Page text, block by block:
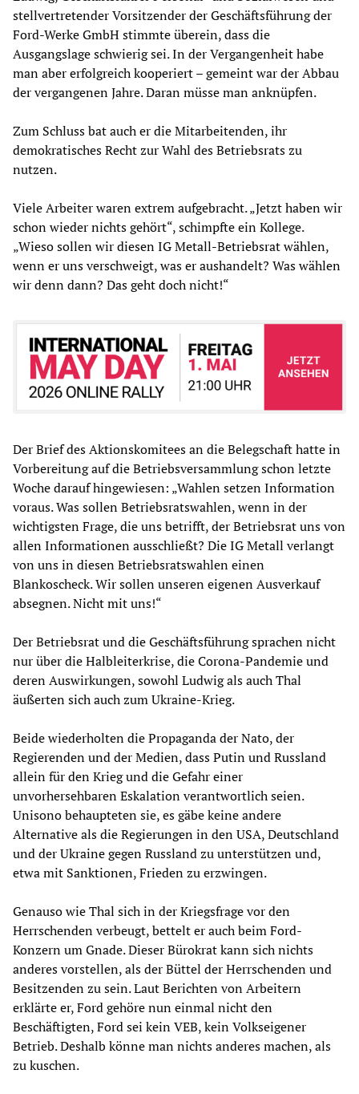
stellvertretender Vorsitzender der Geschäftsführung der
Ford-Werke GmbH stimmte überein, dass die
Ausgangslage schwierig sei. In der Vergangenheit habe
man aber erfolgreich kooperiert – gemeint war der Abbau
der vergangenen Jahre. Daran müsse man anknüpfen.
Zum Schluss bat auch er die Mitarbeitenden, ihr
demokratisches Recht zur Wahl des Betriebsrats zu
nutzen.
Viele Arbeiter waren extrem aufgebracht. „Jetzt haben wir
schon wieder nichts gehört“, schimpfte ein Kollege.
„Wieso sollen wir diesen IG Metall-Betriebsrat wählen,
wenn er uns verschweigt, was er aushandelt? Was wählen
wir denn dann? Das geht doch nicht!“
Der Brief des Aktionskomitees an die Belegschaft hatte in
Vorbereitung auf die Betriebsversammlung schon letzte
Woche darauf hingewiesen: „Wahlen setzen Information
voraus. Was sollen Betriebsratswahlen, wenn in der
wichtigsten Frage, die uns betrifft, der Betriebsrat uns von
allen Informationen ausschließt? Die IG Metall verlangt
von uns in diesen Betriebsratswahlen einen
Blankoscheck. Wir sollen unseren eigenen Ausverkauf
absegnen. Nicht mit uns!“
Der Betriebsrat und die Geschäftsführung sprachen nicht
nur über die Halbleiterkrise, die Corona-Pandemie und
deren Auswirkungen, sowohl Ludwig als auch Thal
äußerten sich auch zum Ukraine-Krieg.
Beide wiederholten die Propaganda der Nato, der
Regierenden und der Medien, dass Putin und Russland
allein für den Krieg und die Gefahr einer
unvorhersehbaren Eskalation verantwortlich seien.
Unisono behaupteten sie, es gäbe keine andere
Alternative als die Regierungen in den USA, Deutschland
und der Ukraine gegen Russland zu unterstützen und,
etwa mit Sanktionen, Frieden zu erzwingen.
Genauso wie Thal sich in der Kriegsfrage vor den
Herrschenden verbeugt, bettelt er auch beim Ford-
Konzern um Gnade. Dieser Bürokrat kann sich nichts
anderes vorstellen, als der Büttel der Herrschenden und
Besitzenden zu sein. Laut Berichten von Arbeitern
erklärte er, Ford gehöre nun einmal nicht den
Beschäftigten, Ford sei kein VEB, kein Volkseigener
Betrieb. Deshalb könne man nichts anderes machen, als
zu kuschen.